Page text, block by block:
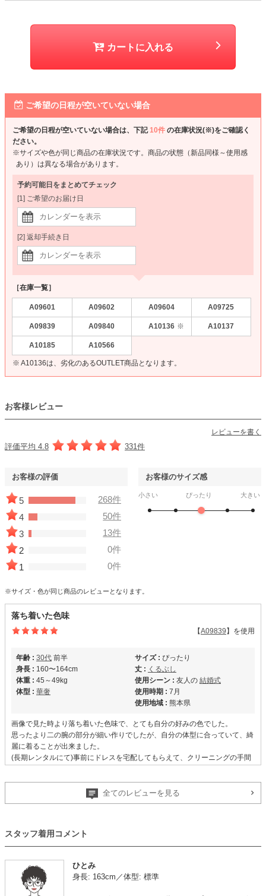
カートに入れる
ご希望の日程が空いていない場合
ご希望の日程が空いていない場合は、下記 10件 の在庫状況(※)をご確認く
ださい。
※サイズや色が同じ商品の在庫状況です。商品の状態（新品同様～使用感
あり）は異なる場合があります。
予約可能日をまとめてチェック
[1] ご希望のお届け日
[2] 返却手続き日
［在庫一覧］
A09601 A09602 A09604 A09725
A09839 A09840 A10136 ※ A10137
A10185 A10566
※ A10136は、劣化のあるOUTLET商品となります。
お客様レビュー
レビューを書く
評価平均 4.8 331件
お客様の評価
5
268件
4
50件
3
13件
2
0件
1
0件
お客様のサイズ感
小さい ぴったり 大きい
※サイズ・色が同じ商品のレビューとなります。
落ち着いた色味
【A09839】を使用
年齢 : 30代 前半
身長 : 160〜164cm
体重 : 45～49kg
体型 : 華奢
サイズ : ぴったり
丈 : くるぶし
使用シーン : 友人の 結婚式
使用時期 : 7月
使用地域 : 熊本県
画像で見た時より落ち着いた色味で、とても自分の好みの色でした。
思ったより二の腕の部分が細い作りでしたが、自分の体型に合っていて、綺
麗に着ることが出来ました。
(長期レンタルにて)事前にドレスを宅配してもらえて、クリーニングの手間
また利用させていただきたいです。
体重 :50～54kg
体型 : ややぽっちゃり
使用時期 :
全てのレビューを見る
スタッフ着用コメント
ひとみ
身長: 163cm／体型: 標準